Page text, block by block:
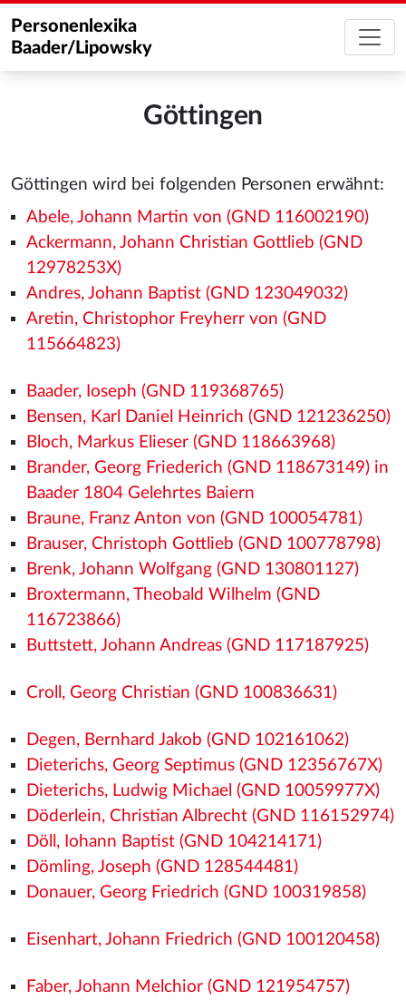
Personenlexika
Baader/Lipowsky
Göttingen
Göttingen wird bei folgenden Personen erwähnt:
Abele, Johann Martin von (GND 116002190)
Ackermann, Johann Christian Gottlieb (GND
12978253X)
Andres, Johann Baptist (GND 123049032)
Aretin, Christophor Freyherr von (GND
115664823)
Baader, Ioseph (GND 119368765)
Bensen, Karl Daniel Heinrich (GND 121236250)
Bloch, Markus Elieser (GND 118663968)
Brander, Georg Friederich (GND 118673149) in
Baader 1804 Gelehrtes Baiern
Braune, Franz Anton von (GND 100054781)
Brauser, Christoph Gottlieb (GND 100778798)
Brenk, Johann Wolfgang (GND 130801127)
Broxtermann, Theobald Wilhelm (GND
116723866)
Buttstett, Johann Andreas (GND 117187925)
Croll, Georg Christian (GND 100836631)
Degen, Bernhard Jakob (GND 102161062)
Dieterichs, Georg Septimus (GND 12356767X)
Dieterichs, Ludwig Michael (GND 10059977X)
Döderlein, Christian Albrecht (GND 116152974)
Döll, Iohann Baptist (GND 104214171)
Dömling, Joseph (GND 128544481)
Donauer, Georg Friedrich (GND 100319858)
Eisenhart, Johann Friedrich (GND 100120458)
Faber, Johann Melchior (GND 121954757)